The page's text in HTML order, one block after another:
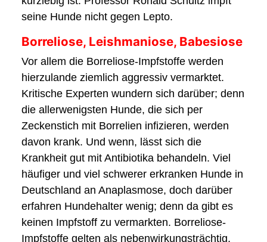
seine Hunde nicht gegen Lepto.
Borreliose, Leishmaniose, Babesiose
Vor allem die Borreliose-Impfstoffe werden
hierzulande ziemlich aggressiv vermarktet.
Kritische Experten wundern sich darüber; denn
die allerwenigsten Hunde, die sich per
Zeckenstich mit Borrelien infizieren, werden
davon krank. Und wenn, lässt sich die
Krankheit gut mit Antibiotika behandeln. Viel
häufiger und viel schwerer erkranken Hunde in
Deutschland an Anaplasmose, doch darüber
erfahren Hundehalter wenig; denn da gibt es
keinen Impfstoff zu vermarkten. Borreliose-
Impfstoffe gelten als nebenwirkungsträchtig,